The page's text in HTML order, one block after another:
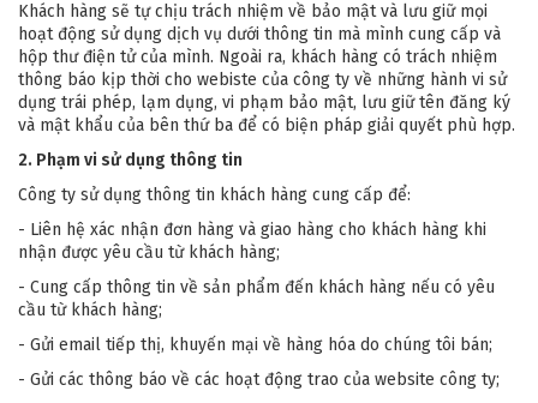
Khách hàng sẽ tự chịu trách nhiệm về bảo mật và lưu giữ mọi
hoạt động sử dụng dịch vụ dưới thông tin mà mình cung cấp và
hộp thư điện tử của mình. Ngoài ra, khách hàng có trách nhiệm
thông báo kịp thời cho webiste của công ty về những hành vi sử
dụng trái phép, lạm dụng, vi phạm bảo mật, lưu giữ tên đăng ký
và mật khẩu của bên thứ ba để có biện pháp giải quyết phù hợp.
2. Phạm vi sử dụng thông tin
Công ty sử dụng thông tin khách hàng cung cấp để:
- Liên hệ xác nhận đơn hàng và giao hàng cho khách hàng khi
nhận được yêu cầu từ khách hàng;
- Cung cấp thông tin về sản phẩm đến khách hàng nếu có yêu
cầu từ khách hàng;
- Gửi email tiếp thị, khuyến mại về hàng hóa do chúng tôi bán;
- Gửi các thông báo về các hoạt động trao của website công ty;